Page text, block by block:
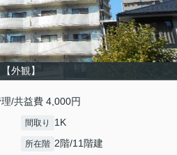
【外観】
/共益費 4,000円
間取り 1K
所在階 2階/11階建